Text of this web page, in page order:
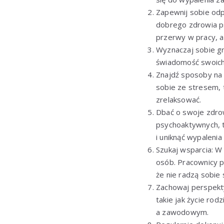
Zapewnij sobie
dobrego zdrowia
przerwy w pracy,
Wyznaczaj sobie
świadomość
Znajdź sposoby
sobie ze stresem,
zrelaksować.
Dbać o swoje
psychoaktywnych,
i uniknąć
Szukaj wsparcia:
osób. Pracownicy
że nie radzą sobie
Zachowaj
takie jak życie
a zawodowym.